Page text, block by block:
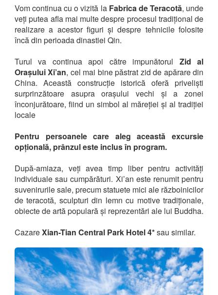
Vom continua cu o vizită la Fabrica de Teracotă, unde
veți putea afla mai multe despre procesul tradițional de
realizare a acestor figuri și despre tehnicile folosite
încă din perioada dinastiei Qin.
Turul va continua apoi către impunătorul Zid al
Orașului Xi’an, cel mai bine păstrat zid de apărare din
China. Această construcție istorică oferă priveliști
surprinzătoare asupra orașului vechi și a zonei
înconjurătoare, fiind un simbol al măreției și al tradiției
locale
Pentru persoanele care aleg această excursie
opțională, prânzul este inclus în program.
După-amiaza, veți avea timp liber pentru activități
individuale sau cumpărături. Xi’an este renumit pentru
suvenirurile sale, precum statuete mici ale războinicilor
de teracotă, sculpturi din lemn cu motive tradiționale,
obiecte de artă populară și reprezentări ale lui Buddha.
CazareXian-Tian Central Park Hotel 4*sau similar.